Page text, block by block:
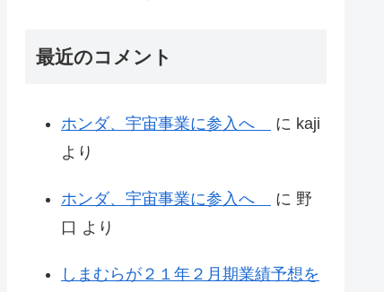
最近のコメント
ホンダ、宇宙事業に参入へ に kaji
より
ホンダ、宇宙事業に参入へ に 野
口 より
しまむらが２１年２月期業績予想を